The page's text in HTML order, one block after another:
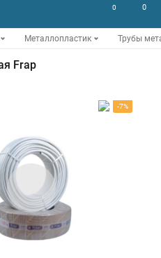
0 0
Металлопластик Трубы
Frap
-7%